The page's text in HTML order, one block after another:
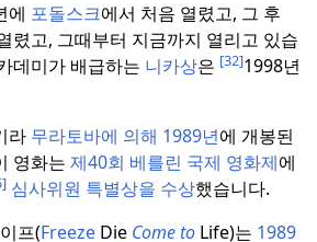
에 포돌스크에서 처음 열렸고, 그 후
렸고, 그때부터 지금까지 열리고 있습
데미가 배급하는 니카상은 [32]1998년
라 무라토바에 의해 1989년에 개봉된
영화는 제40회 베를린 국제 영화제에
심사위원 특별상을 수상했습니다.
프(Freeze Die Come to Life)는 1989